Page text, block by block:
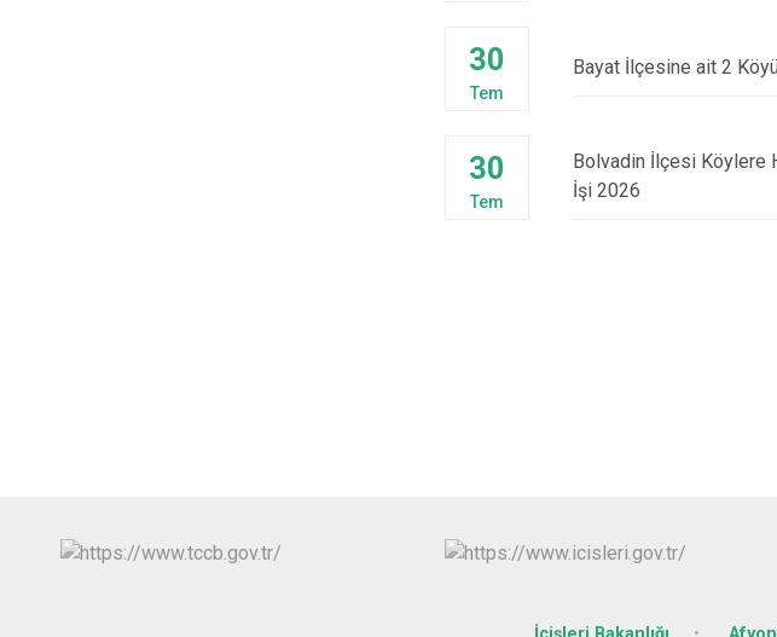
30
Tem
Bayat İlçesine ait 2
30
Tem
Bolvadin İlçesi Köylere
İşi 2026